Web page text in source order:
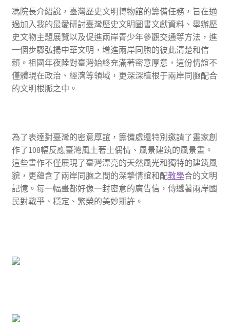
馮院長介紹說，臺灣歷史文明博物館的籌備任務，旨在通
過加入我的最愛研討臺灣歷史文明圖書文獻資料、舉辦歷
史文物主題展覽以及促進兩岸青少年參觀交通等方法，進
一個步驟弘揚中華文明，增進兩岸同胞的彼此清楚和信
賴。祖國年夜陸對臺灣始終充滿著密意厚意，這份情誼不
僅體現在政治、經濟等領域，更深深植根于兩岸同胞配合
的文明根脈之中。
為了表達對臺灣的密意厚誼，籌備處還特別邀請了畫家創
作了108幅反應臺灣風土著土偶情、風景建筑的風景畫。
這些畫作不僅展現了臺灣漂亮的天然風光和獨特的建筑風
貌，更蘊含了兩岸同胞之間的深摯情誼和配教學合的文明
記憶。每一幅畫都好像一封密意的廣告信，傳遞著兩岸國
民對戰爭、穩定、繁榮的美妙期許。